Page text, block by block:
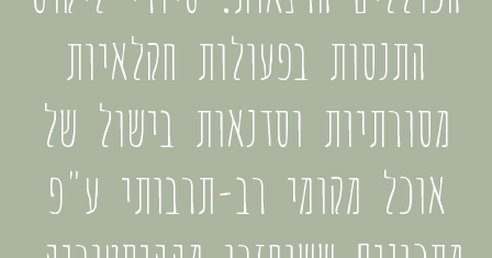
התנסות בפעולות חקלאיות
מסורתיות וסדנאות בישול של
אוכל מקומי רב-תרבותי ע"פ